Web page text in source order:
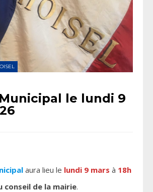
le lundi 9
aura lieu le lundi 9 mars à 18h
conseil de la mairie.